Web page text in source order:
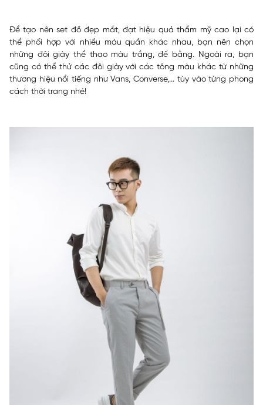
Để tạo nên set đồ đẹp mắt, đạt hiệu quả thẩm mỹ cao lại có
thể phối hợp với nhiều màu quần khác nhau, bạn nên chọn
những đôi giày thể thao màu trắng, đế bằng. Ngoài ra, bạn
cũng có thể thử các đôi giày với các tông màu khác từ những
thương hiệu nổi tiếng như Vans, Converse,... tùy vào từng phong
cách thời trang nhé!